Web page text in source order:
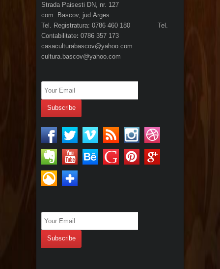
Strada Paisesti DN, nr. 127
com. Bascov, jud.Arges
Tel. Registratura: 0786 460 180 Tel.
Contabilitate: 0786 357 173
casaculturabascov@yahoo.com
cultura.bascov@yahoo.com